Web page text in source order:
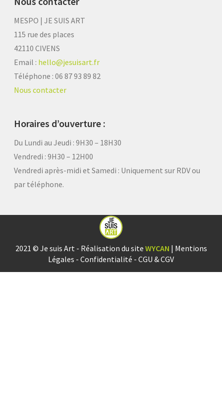
MESPO | JE SUIS ART
115 rue des places
42110 CIVENS
Email : hello@jesuisart.fr
Téléphone : 06 87 93 89 82
Nous contacter
Horaires d’ouverture :
Du Lundi au Jeudi : 9H30 – 18H30
Vendredi : 9H30 – 12H00
Vendredi après-midi et Samedi : Uniquement sur RDV ou
par téléphone.
2021 © Je suis Art - Réalisation du site WYCAN | Mentions
Légales - Confidentialité - CGU & CGV